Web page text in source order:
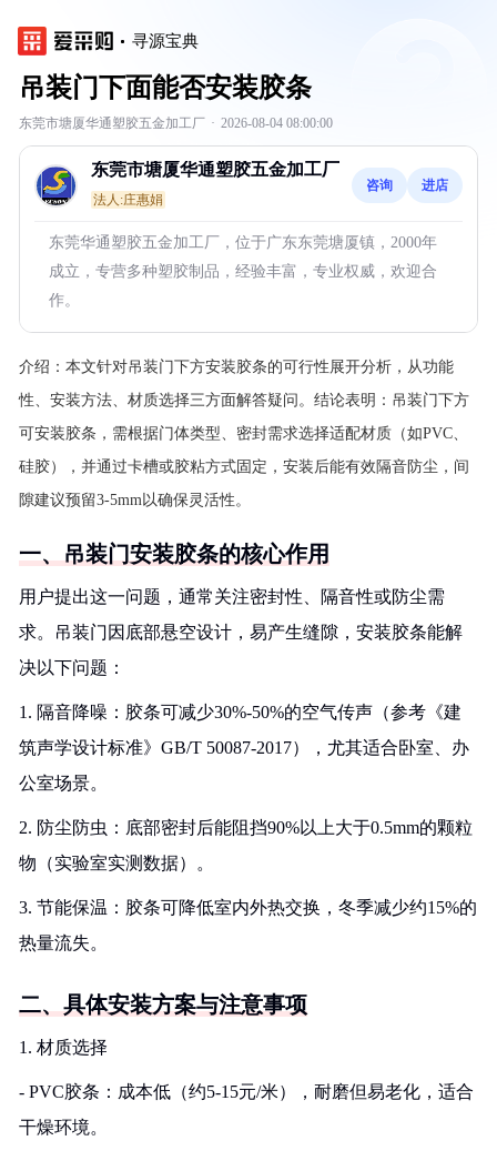
寻源宝典
吊装门下面能否安装胶条
东莞市塘厦华通塑胶五金加工厂 · 2026-08-04 08:00:00
东莞市塘厦华通塑胶五金加工厂
法人:庄惠娟
咨询 进店
东莞华通塑胶五金加工厂，位于广东东莞塘厦镇，2000年
成立，专营多种塑胶制品，经验丰富，专业权威，欢迎合
作。
介绍： 本文针对吊装门下方安装胶条的可行性展开分析，从功能
性、安装方法、材质选择三方面解答疑问。结论表明：吊装门下方
可安装胶条，需根据门体类型、密封需求选择适配材质（如PVC、
硅胶），并通过卡槽或胶粘方式固定，安装后能有效隔音防尘，间
隙建议预留3-5mm以确保灵活性。
一、吊装门安装胶条的核心作用
用户提出这一问题，通常关注密封性、隔音性或防尘需
求。吊装门因底部悬空设计，易产生缝隙，安装胶条能解
决以下问题：
1. 隔音降噪：胶条可减少30%-50%的空气传声（参考《建
筑声学设计标准》GB/T 50087-2017），尤其适合卧室、办
公室场景。
2. 防尘防虫：底部密封后能阻挡90%以上大于0.5mm的颗粒
物（实验室实测数据）。
3. 节能保温：胶条可降低室内外热交换，冬季减少约15%的
热量流失。
二、具体安装方案与注意事项
1. 材质选择
- PVC胶条：成本低（约5-15元/米），耐磨但易老化，适合
干燥环境。